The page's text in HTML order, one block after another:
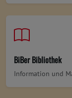
BiBer Bibliothek
Information und